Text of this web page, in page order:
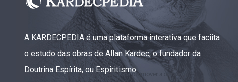
A KARDECPEDIA é uma plataforma interativa que faciita
o estudo das obras de Allan Kardec, o fundador da
Doutrina Espírita, ou Espiritismo.